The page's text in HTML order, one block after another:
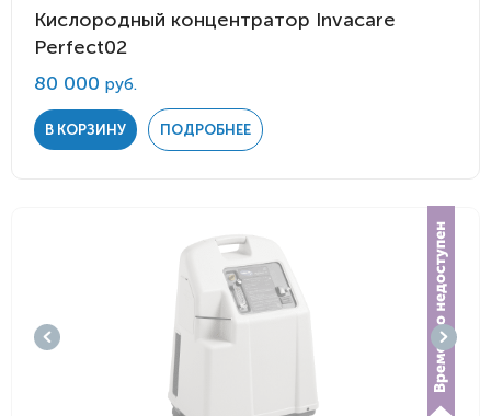
Кислородный концентратор Invacare
Perfect02
80 000 руб.
В КОРЗИНУ ПОДРОБНЕЕ